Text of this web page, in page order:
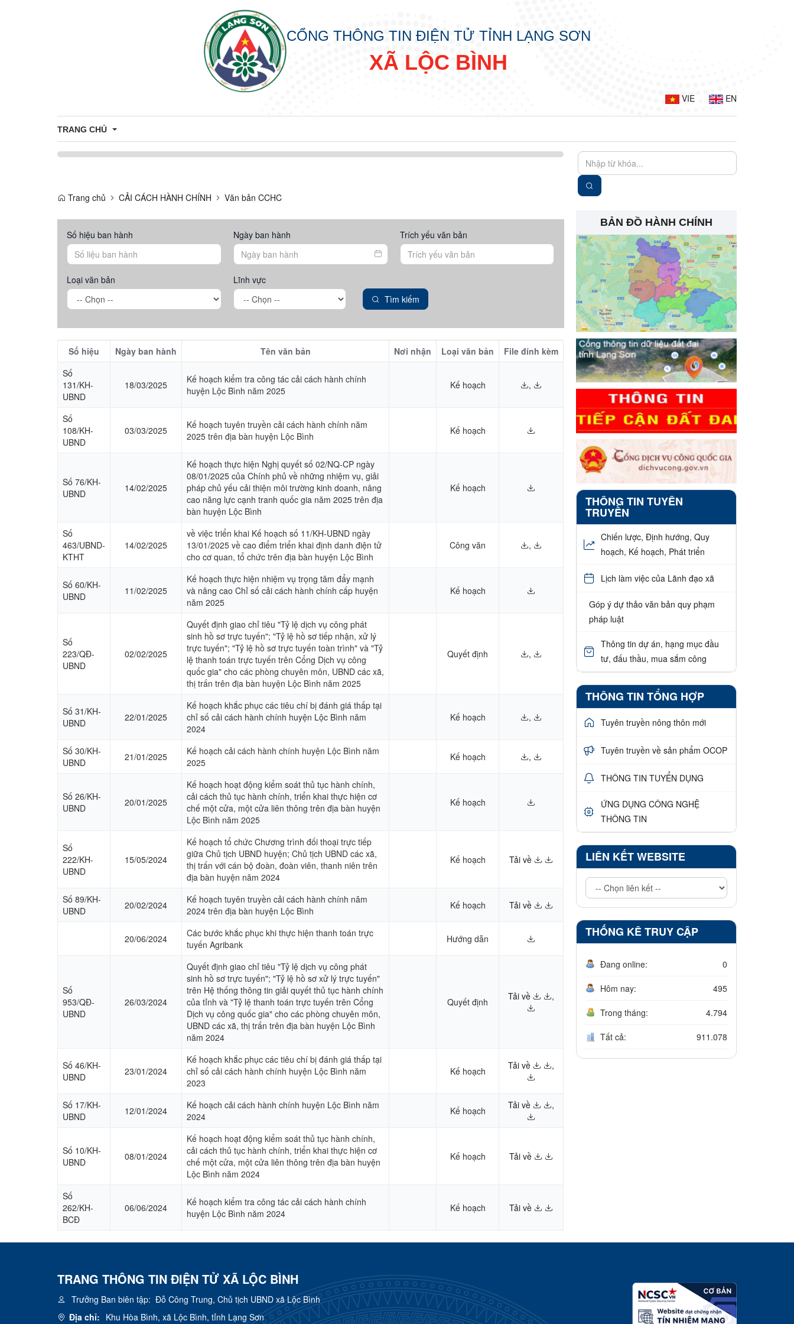
CỔNG THÔNG TIN ĐIỆN TỬ TỈNH LẠNG SƠN
XÃ LỘC BÌNH
VIE EN
TRANG CHỦ
THÔNG TIN TUYỂN DỤNG
ỨNG DỤNG CÔNG NGHỆ THÔNG TIN
CÔNG DÂN
Nhân sự
Thông báo
Hỏi đáp
Trang chủ CẢI CÁCH HÀNH CHÍNH Văn bản CCHC
Số hiệu ban hành Ngày ban hành Trích yếu văn bản
Loại văn bản
Lĩnh vực
Tìm kiếm
Số hiệu Ngày ban hành Tên văn bản Nơi nhận Loại văn bản
File đính kèm
Số
131/KH-
UBND
18/03/2025
Kế hoạch kiểm tra công tác cải cách hành chính
huyện Lộc Bình năm 2025
Kế hoạch ,
Số
108/KH-
UBND
03/03/2025
Kế hoạch tuyên truyền cải cách hành chính năm
2025 trên địa bàn huyện Lộc Bình
Kế hoạch
Số 76/KH-
UBND
14/02/2025
Kế hoạch thực hiện Nghị quyết số 02/NQ-CP ngày
08/01/2025 của Chính phủ về những nhiệm vụ, giải
pháp chủ yếu cải thiện môi trường kinh doanh, nâng
cao năng lực cạnh tranh quốc gia năm 2025 trên địa
bàn huyện Lộc Bình
Kế hoạch
Số
463/UBND-
KTHT
14/02/2025
về việc triển khai Kế hoạch số 11/KH-UBND ngày
13/01/2025 về cao điểm triển khai định danh điện tử
cho cơ quan, tổ chức trên địa bàn huyện Lộc Bình
Công văn ,
Số 60/KH-
UBND
11/02/2025
Kế hoạch thực hiện nhiệm vụ trọng tâm đẩy mạnh
và nâng cao Chỉ số cải cách hành chính cấp huyện
năm 2025
Kế hoạch
Số
223/QĐ-
UBND
02/02/2025
Quyết định giao chỉ tiêu "Tỷ lệ dịch vụ công phát
sinh hồ sơ trực tuyến"; "Tỷ lệ hồ sơ tiếp nhận, xử lý
trực tuyến"; "Tỷ lệ hồ sơ trực tuyến toàn trình" và "Tỷ
lệ thanh toán trực tuyến trên Cổng Dịch vụ công
quốc gia" cho các phòng chuyên môn, UBND các xã,
thị trấn trên địa bàn huyện Lộc Bình năm 2025
Quyết định ,
Số 31/KH-
UBND
22/01/2025
Kế hoạch khắc phục các tiêu chí bị đánh giá thấp tại
chỉ số cải cách hành chính huyện Lộc Bình năm
2024
Kế hoạch ,
Số 30/KH-
UBND
21/01/2025
Kế hoạch cải cách hành chính huyện Lộc Bình năm
2025
Kế hoạch ,
Số 26/KH-
UBND
20/01/2025
Kế hoạch hoạt động kiểm soát thủ tục hành chính,
cải cách thủ tục hành chính, triển khai thực hiện cơ
chế một cửa, một cửa liên thông trên địa bàn huyện
Lộc Bình năm 2025
Kế hoạch
Số
222/KH-
UBND
15/05/2024
Kế hoạch tổ chức Chương trình đối thoại trực tiếp
giữa Chủ tịch UBND huyện; Chủ tịch UBND các xã,
thị trấn với cán bộ đoàn, đoàn viên, thanh niên trên
địa bàn huyện năm 2024
Kế hoạch Tải về
Số 89/KH-
UBND
20/02/2024
Kế hoạch tuyên truyền cải cách hành chính năm
2024 trên địa bàn huyện Lộc Bình
Kế hoạch Tải về
20/06/2024
Các bước khắc phục khi thực hiện thanh toán trực
tuyến Agribank
Hướng dẫn
Số
953/QĐ-
UBND
26/03/2024
Quyết định giao chỉ tiêu "Tỷ lệ dịch vụ công phát
sinh hồ sơ trực tuyến"; "Tỷ lệ hồ sơ xử lý trực tuyến"
trên Hệ thống thông tin giải quyết thủ tục hành chính
của tỉnh và "Tỷ lệ thanh toán trực tuyến trên Cổng
Dịch vụ công quốc gia" cho các phòng chuyên môn,
UBND các xã, thị trấn trên địa bàn huyện Lộc Bình
năm 2024
Quyết định Tải về ,
Số 46/KH-
UBND
23/01/2024
Kế hoạch khắc phục các tiêu chí bị đánh giá thấp tại
chỉ số cải cách hành chính huyện Lộc Bình năm
2023
Kế hoạch Tải về ,
Số 17/KH-
UBND
12/01/2024
Kế hoạch cải cách hành chính huyện Lộc Bình năm
2024
Kế hoạch Tải về ,
Số 10/KH-
UBND
08/01/2024
Kế hoạch hoạt động kiểm soát thủ tục hành chính,
cải cách thủ tục hành chính, triển khai thực hiện cơ
chế một cửa, một cửa liên thông trên địa bàn huyện
Lộc Bình năm 2024
Kế hoạch Tải về
Số
262/KH-
BCĐ
06/06/2024
Kế hoạch kiểm tra công tác cải cách hành chính
huyện Lộc Bình năm 2024
Kế hoạch Tải về
BẢN ĐỒ HÀNH CHÍNH
THÔNG TIN TUYÊN
TRUYỀN
Chiến lược, Định hướng, Quy
hoạch, Kế hoạch, Phát triển
Lịch làm việc của Lãnh đạo xã
Góp ý dự thảo văn bản quy phạm
pháp luật
Thông tin dự án, hạng mục đầu
tư, đấu thầu, mua sắm công
THÔNG TIN TỔNG HỢP
Tuyên truyền nông thôn mới
Tuyên truyền về sản phẩm OCOP
THÔNG TIN TUYỂN DỤNG
ỨNG DỤNG CÔNG NGHỆ
THÔNG TIN
LIÊN KẾT WEBSITE
THỐNG KÊ TRUY CẬP
Đang online: 0
Hôm nay: 495
Trong tháng: 4.794
Tất cả: 911.078
TRANG THÔNG TIN ĐIỆN TỬ XÃ LỘC BÌNH
Trưởng Ban biên tập: Đỗ Công Trung, Chủ tịch UBND xã Lộc Bình
Địa chỉ: Khu Hòa Bình, xã Lộc Bình, tỉnh Lạng Sơn